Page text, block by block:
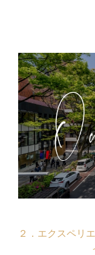
２．エクスペリ